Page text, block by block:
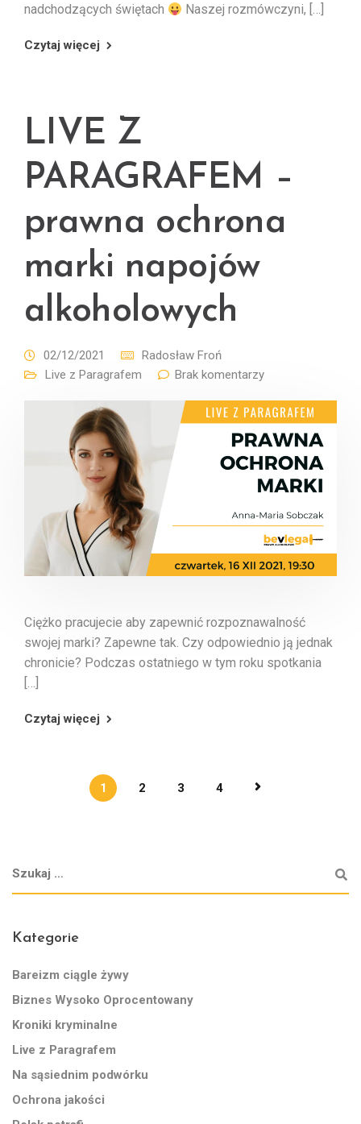
nadchodzących świętach
Naszej rozmówczyni, […]
Czytaj więcej
LIVE Z
PARAGRAFEM –
prawna ochrona
marki napojów
alkoholowych
02/12/2021
Radosław Froń
Live z Paragrafem
Brak komentarzy
Ciężko pracujecie aby zapewnić rozpoznawalność
swojej marki? Zapewne tak. Czy odpowiednio ją jednak
chronicie? Podczas ostatniego w tym roku spotkania
[…]
Czytaj więcej
1 2 3 4
Kategorie
Bareizm ciągle żywy
Biznes Wysoko Oprocentowany
Kroniki kryminalne
Live z Paragrafem
Na sąsiednim podwórku
Ochrona jakości